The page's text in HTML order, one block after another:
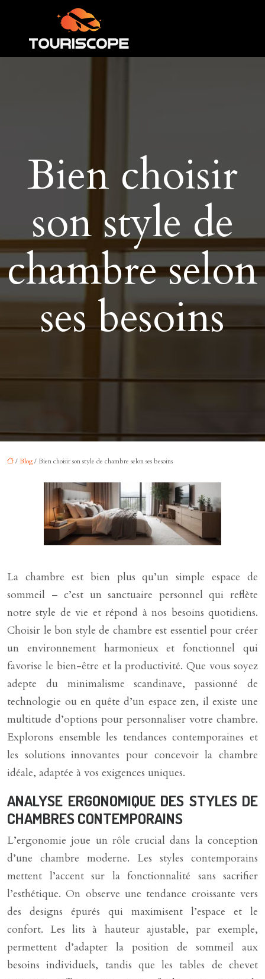
Bien choisir
son style de
chambre selon
ses besoins
/ Blog / Bien choisir son style de chambre selon ses besoins
La chambre est bien plus qu’un simple espace de
sommeil – c’est un sanctuaire personnel qui reflète
notre style de vie et répond à nos besoins quotidiens.
Choisir le bon style de chambre est essentiel pour créer
un environnement harmonieux et fonctionnel qui
favorise le bien-être et la productivité. Que vous soyez
adepte du minimalisme scandinave, passionné de
technologie ou en quête d’un espace zen, il existe une
multitude d’options pour personnaliser votre chambre.
Explorons ensemble les tendances contemporaines et
les solutions innovantes pour concevoir la chambre
idéale, adaptée à vos exigences uniques.
ANALYSE ERGONOMIQUE DES STYLES DE
CHAMBRES CONTEMPORAINS
L’ergonomie joue un rôle crucial dans la conception
d’une chambre moderne. Les styles contemporains
mettent l’accent sur la fonctionnalité sans sacrifier
l’esthétique. On observe une tendance croissante vers
des designs épurés qui maximisent l’espace et le
confort. Les lits à hauteur ajustable, par exemple,
permettent d’adapter la position de sommeil aux
besoins individuels, tandis que les tables de chevet